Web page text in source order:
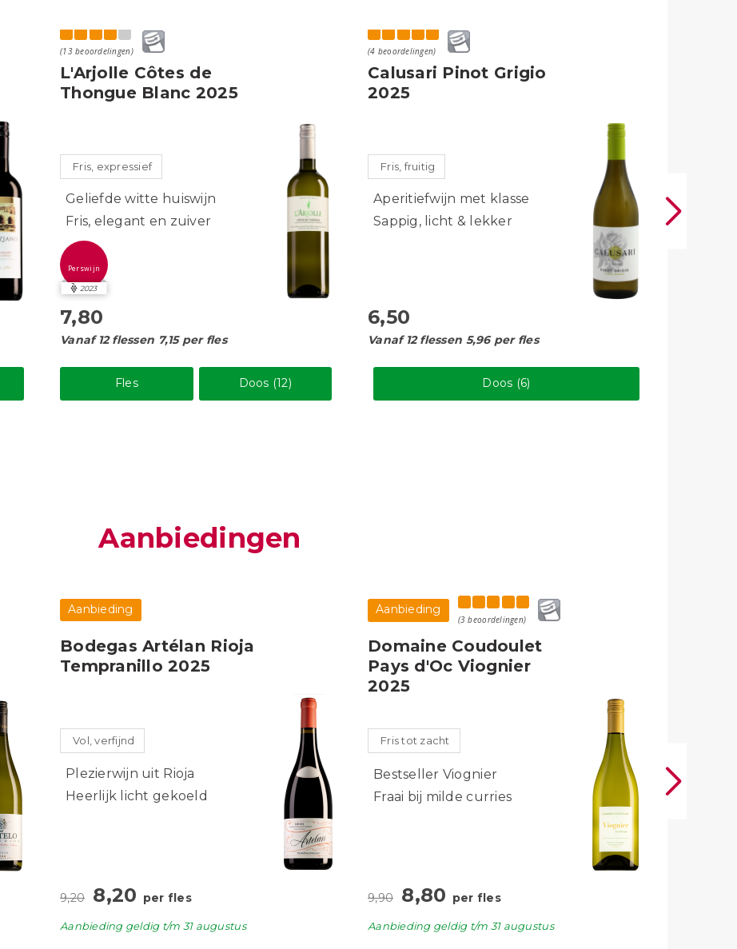
(13 beoordelingen)
L'Arjolle Côtes de
Thongue Blanc 2025
Fris, expressief
Geliefde witte huiswijn
Fris, elegant en zuiver
Perswijn
2023
7,80
Vanaf 12 flessen 7,15 per fles
Fles Doos (12)
(4 beoordelingen)
Calusari Pinot Grigio
2025
Fris, fruitig
Aperitiefwijn met klasse
Sappig, licht & lekker
6,50
Vanaf 12 flessen 5,96 per fles
Doos (6)
Aanbiedingen
Aanbieding
Bodegas Artélan Rioja
Tempranillo 2025
Vol, verfijnd
Plezierwijn uit Rioja
Heerlijk licht gekoeld
9,20 8,20 per fles
Aanbieding geldigt/m 31 augustus
Aanbieding
(3 beoordelingen)
Domaine Coudoulet
Pays d'Oc Viognier
2025
Fris tot zacht
Bestseller Viognier
Fraai bij milde curries
9,90 8,80 per fles
Aanbieding geldigt/m 31 augustus
Lekker